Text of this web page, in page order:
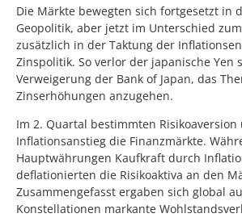
Die Märkte bewegten sich fortgesetzt in
Geopolitik, aber jetzt im Unterschied
zusätzlich in der Taktung der
Zinspolitik. So verlor der japanische Yen
Verweigerung der Bank of Japan, das
Zinserhöhungen anzugehen.
Im 2. Quartal bestimmten Risikoaversion
Inflationsanstieg die Finanzmärkte.
Hauptwährungen Kaufkraft durch
deflationierten die Risikoaktiva an den
Zusammengefasst ergaben sich global
Konstellationen markante